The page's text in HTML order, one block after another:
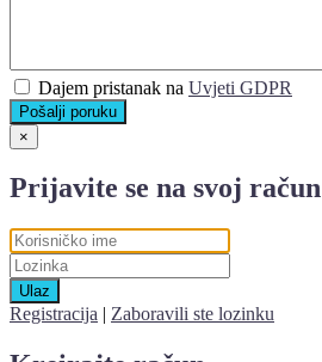
Dajem pristanak na Uvjeti GDPR
Pošalji poruku
×
Prijavite se na svoj račun
Ulaz
Registracija | Zaboravili ste lozinku